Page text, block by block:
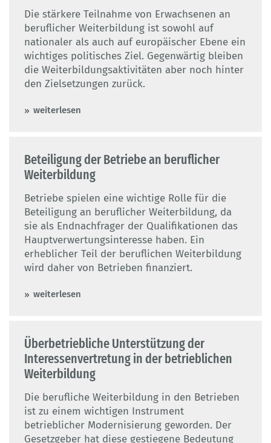
Die stärkere Teilnahme von Erwachsenen an
beruflicher Weiterbildung ist sowohl auf
nationaler als auch auf europäischer Ebene ein
wichtiges politisches Ziel. Gegenwärtig bleiben
die Weiterbildungsaktivitäten aber noch hinter
den Zielsetzungen zurück.
weiterlesen
Beteiligung der Betriebe an beruflicher
Weiterbildung
Betriebe spielen eine wichtige Rolle für die
Beteiligung an beruflicher Weiterbildung, da
sie als Endnachfrager der Qualifikationen das
Hauptverwertungsinteresse haben. Ein
erheblicher Teil der beruflichen Weiterbildung
wird daher von Betrieben finanziert.
weiterlesen
Überbetriebliche Unterstützung der
Interessenvertretung in der betrieblichen
Weiterbildung
Die berufliche Weiterbildung in den Betrieben
ist zu einem wichtigen Instrument
betrieblicher Modernisierung geworden. Der
Gesetzgeber hat diese gestiegene Bedeutung